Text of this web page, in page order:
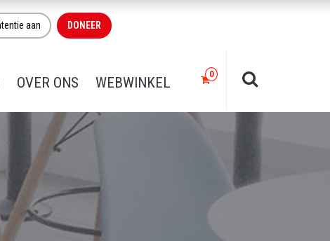
aan DONEER
OVER ONS WEBWINKEL